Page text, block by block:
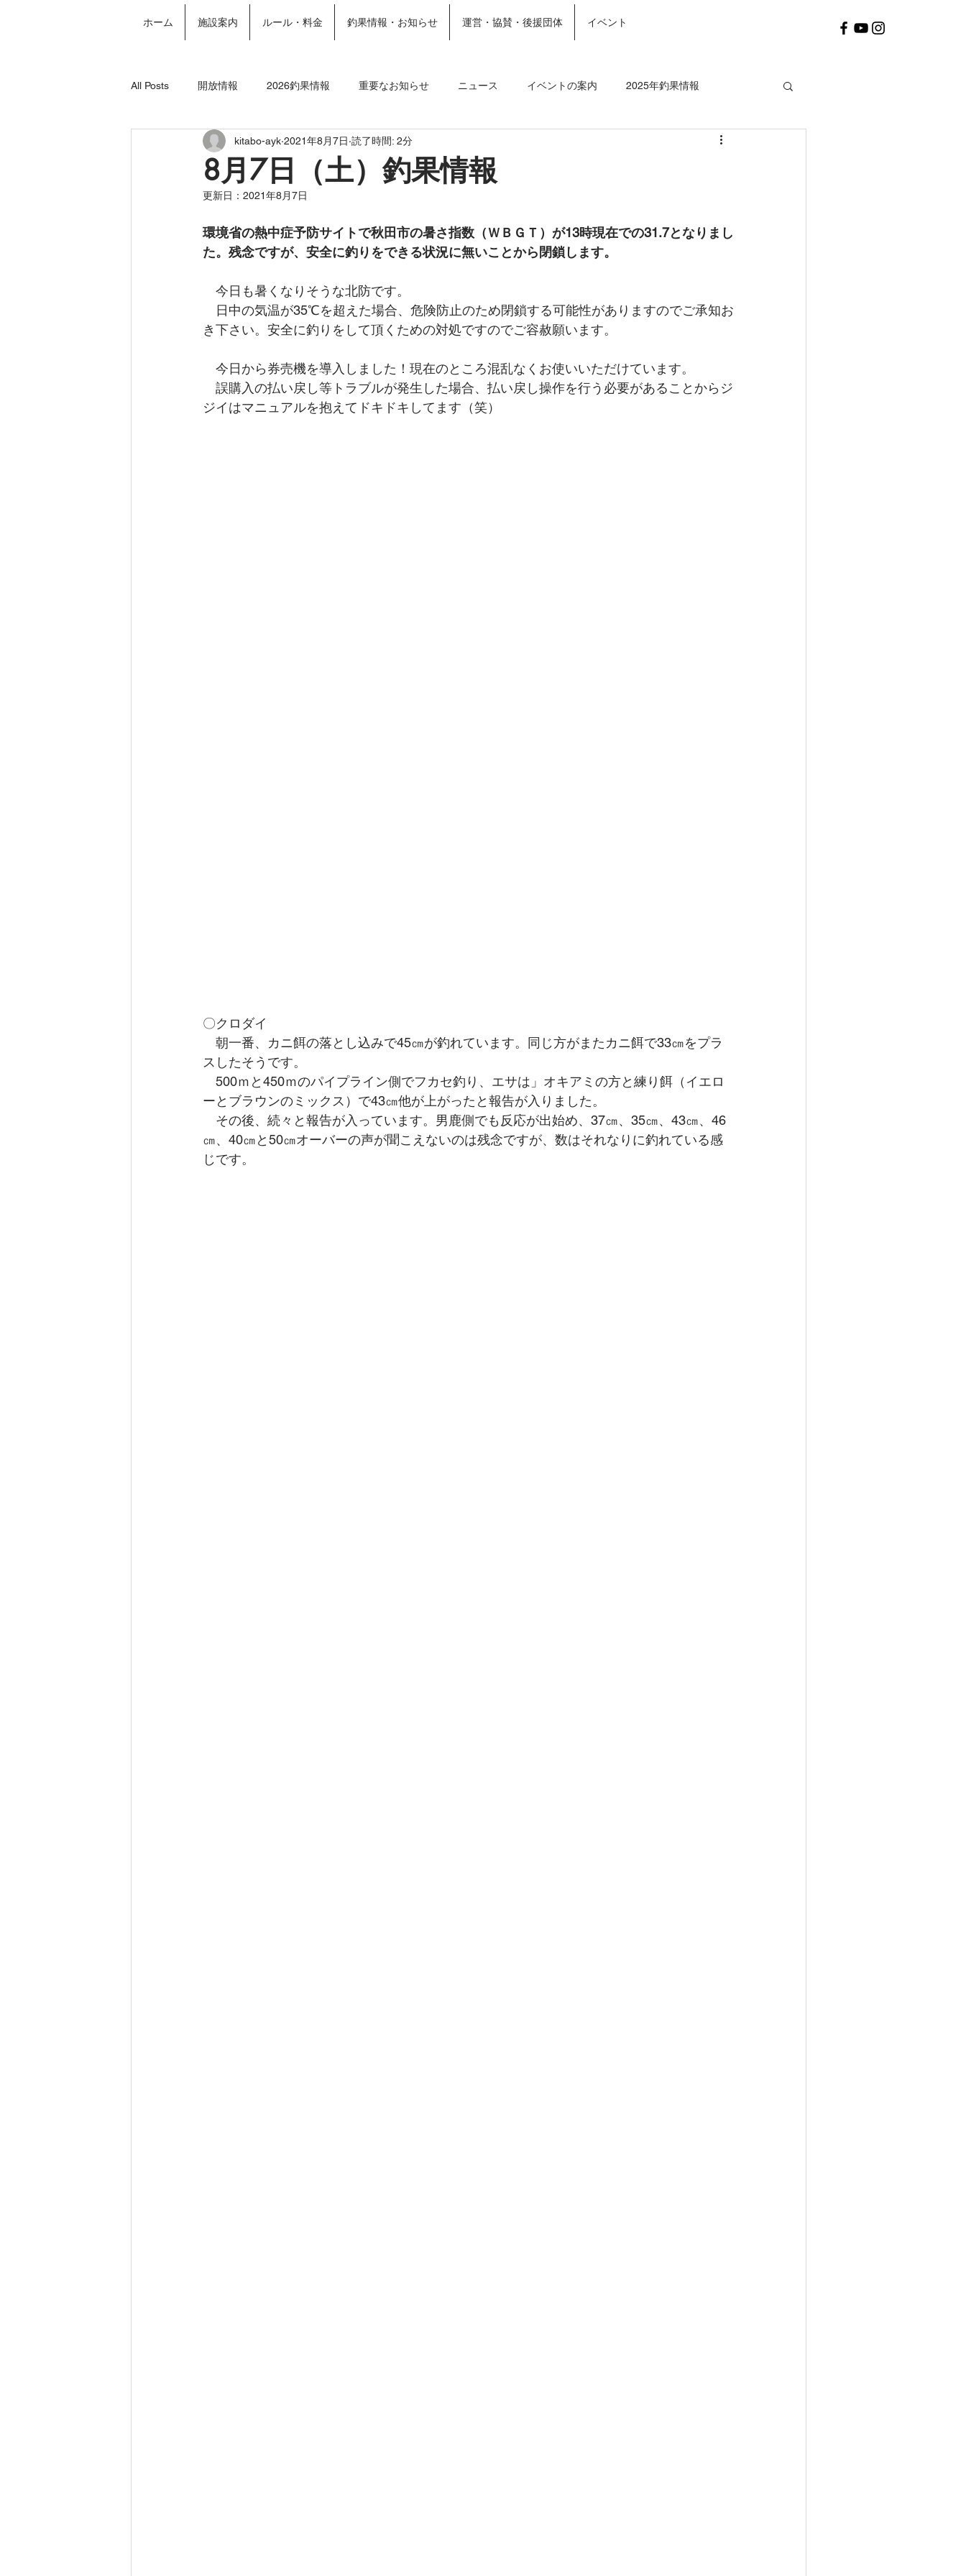
ホーム 施設案内 ルール・料金 釣果情報・お知らせ 運営・協賛・後援団体 イベント
All Posts 開放情報 2026釣果情報 重要なお知らせ ニュース イベントの案内 2025年釣果情報
2024年釣果情報 年間パスポート 2023釣果情報 2020年釣果情報
8月7日（土）釣果情報
kitabo-ayk 2021年8月7日 読了時間: 2分
更新日： 2021年8月7日
環境省の熱中症予防サイトで秋田市の暑さ指数（ＷＢＧＴ）が13時現在での31.7となりまし
た。残念ですが、安全に釣りをできる状況に無いことから閉鎖します。
今日も暑くなりそうな北防です。
日中の気温が35℃を超えた場合、危険防止のため閉鎖する可能性がありますのでご承知お
き下さい。安全に釣りをして頂くための対処ですのでご容赦願います。
今日から券売機を導入しました！現在のところ混乱なくお使いいただけています。
誤購入の払い戻し等トラブルが発生した場合、払い戻し操作を行う必要があることからジ
ジイはマニュアルを抱えてドキドキしてます（笑）
〇クロダイ
朝一番、カニ餌の落とし込みで45㎝が釣れています。同じ方がまたカニ餌で33㎝をプラ
スしたそうです。
500ｍと450ｍのパイプライン側でフカセ釣り、エサは」オキアミの方と練り餌（イエロ
ーとブラウンのミックス）で43㎝他が上がったと報告が入りました。
その後、続々と報告が入っています。男鹿側でも反応が出始め、37㎝、35㎝、43㎝、46
㎝、40㎝と50㎝オーバーの声が聞こえないのは残念ですが、数はそれなりに釣れている感
じです。
ホーム 施設案内 More